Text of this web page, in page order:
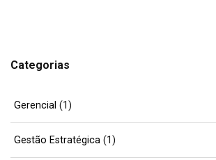
Categorias
Gerencial (1)
Gestão Estratégica (1)